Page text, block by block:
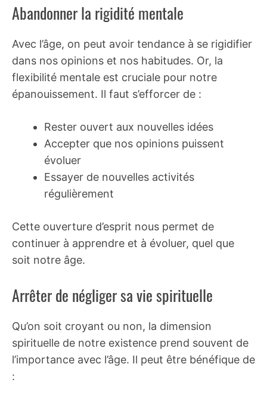
Abandonner la rigidité mentale
Avec l’âge, on peut avoir tendance à se rigidifier
dans nos opinions et nos habitudes. Or, la
flexibilité mentale est cruciale pour notre
épanouissement. Il faut s’efforcer de :
Rester ouvert aux nouvelles idées
Accepter que nos opinions puissent
évoluer
Essayer de nouvelles activités
régulièrement
Cette ouverture d’esprit nous permet de
continuer à apprendre et à évoluer, quel que
soit notre âge.
Arrêter de négliger sa vie spirituelle
Qu’on soit croyant ou non, la dimension
spirituelle de notre existence prend souvent de
l’importance avec l’âge. Il peut être bénéfique de
: